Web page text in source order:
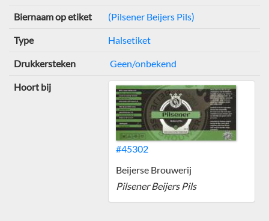
Biernaam op etiket (Pilsener Beijers Pils)
Type Halsetiket
Drukkersteken Geen/onbekend
Hoort bij
#45302
Beijerse Brouwerij
Pilsener Beijers Pils